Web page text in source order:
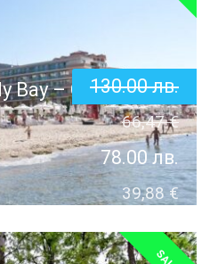
Bay – Свети Влас
130.00лв.
66,47€
78.00лв.
39,88 €